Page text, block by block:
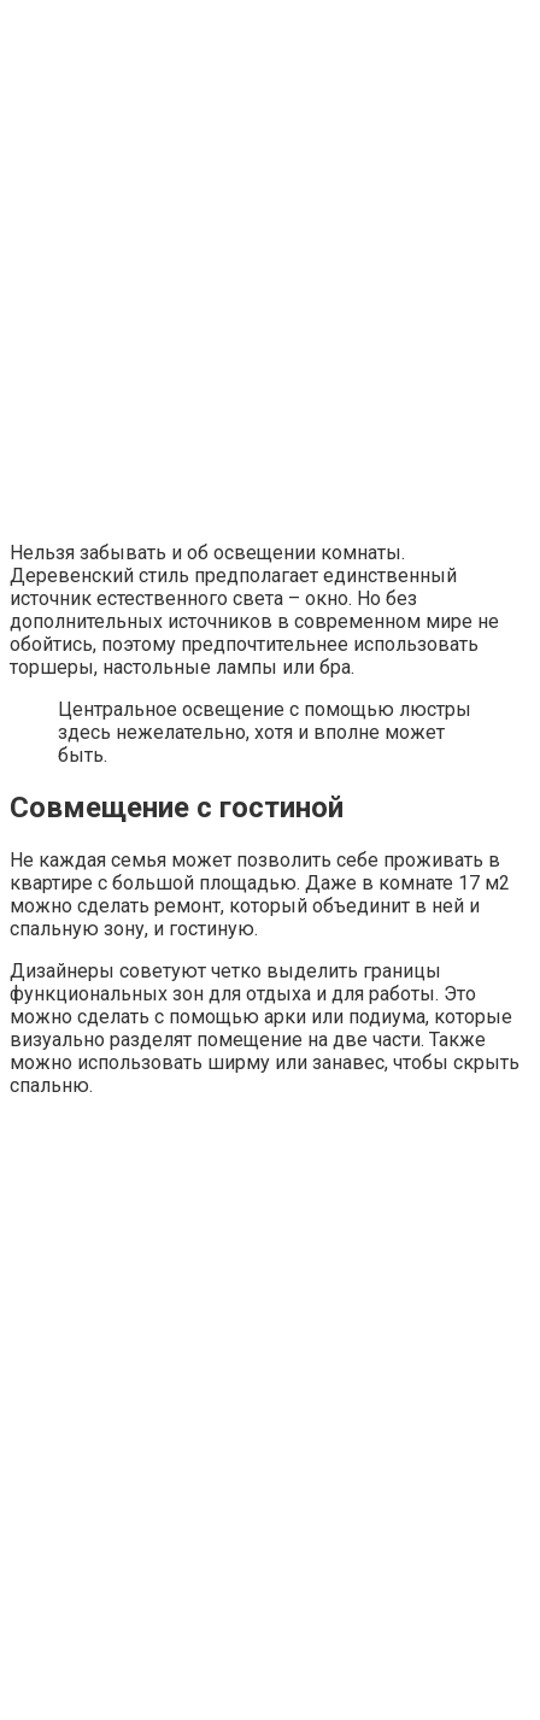
Нельзя забывать и об освещении комнаты.
Деревенский стиль предполагает единственный
источник естественного света – окно. Но без
дополнительных источников в современном мире не
обойтись, поэтому предпочтительнее использовать
торшеры, настольные лампы или бра.
Центральное освещение с помощью люстры
здесь нежелательно, хотя и вполне может
быть.
Совмещение с гостиной
Не каждая семья может позволить себе проживать в
квартире с большой площадью. Даже в комнате 17 м2
можно сделать ремонт, который объединит в ней и
спальную зону, и гостиную.
Дизайнеры советуют четко выделить границы
функциональных зон для отдыха и для работы. Это
можно сделать с помощью арки или подиума, которые
визуально разделят помещение на две части. Также
можно использовать ширму или занавес, чтобы скрыть
спальню.